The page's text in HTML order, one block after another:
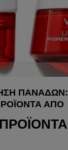
ΠΑΝΆΔΩΝ:
ΑΠΌ